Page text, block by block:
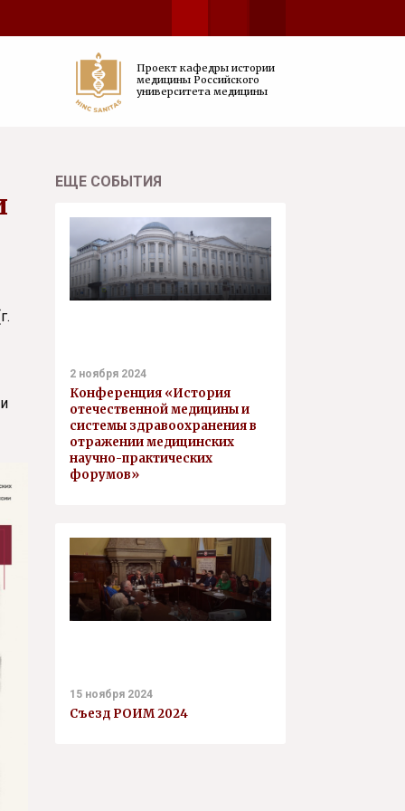
Проект кафедры истории
медицины Российского
университета медицины
ЕЩЕ СОБЫТИЯ
2 ноября 2024
Конференция «История
отечественной медицины и
системы здравоохранения в
отражении медицинских
научно-практических
форумов»
15 ноября 2024
Съезд РОИМ 2024